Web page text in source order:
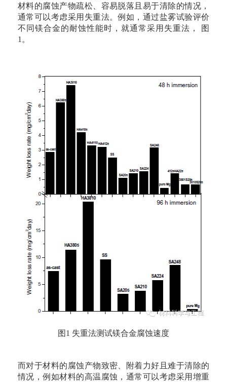
材料的腐蚀产物疏松、容易脱落且易于清除的情况，
通常可以考虑采用失重法。例如，通过盐雾试验评价
不同镁合金的耐蚀性能时，就通常采用失重法， 图
1。
图1 失重法测试镁合金腐蚀速度
而对于材料的腐蚀产物致密、附着力好且难于清除的
情况，例如材料的高温腐蚀，通常可以考虑采用增重